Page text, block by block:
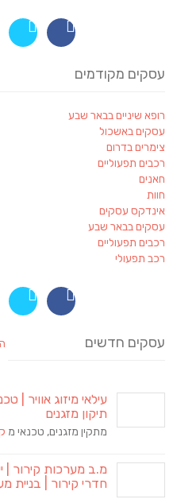
עסקים מקודמים
רופא שיניים בבאר שבע
עסקים באשכול
צימרים בדרום
רכבים תפעוליים
חאנים
חוות
אינדקס עסקים
עסקים בבאר שבע
רכבים תפעוליים
רכב תפעולי
עסקים חדשים
עילאי מיזוג אוויר |
תיקון מזגנים
מתקין מזגנים, טכנאי מ
מ.ב מערכות קירור |
חדרי קירור | בניית